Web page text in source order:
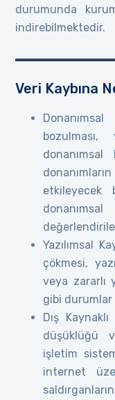
durumunda
indirebilmektedir.
Veri Kaybına
Yazılımsal
çökmesi,
veya zararlı
gibi durumlar
Dış
düşüklüğü
işletim
internet